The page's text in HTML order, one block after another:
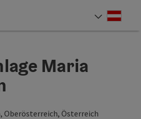
Maria
Oberösterreich, Österreich